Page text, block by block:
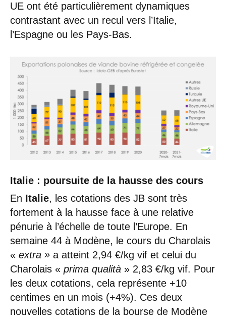
UE ont été particulièrement dynamiques
contrastant avec un recul vers l’Italie,
l’Espagne ou les Pays-Bas.
Italie : poursuite de la hausse des cours
En Italie, les cotations des JB sont très
fortement à la hausse face à une relative
pénurie à l’échelle de toute l’Europe. En
semaine 44 à Modène, le cours du Charolais
« extra » a atteint 2,94 €/kg vif et celui du
Charolais « prima qualità » 2,83 €/kg vif. Pour
les deux cotations, cela représente +10
centimes en un mois (+4%). Ces deux
nouvelles cotations de la bourse de Modène